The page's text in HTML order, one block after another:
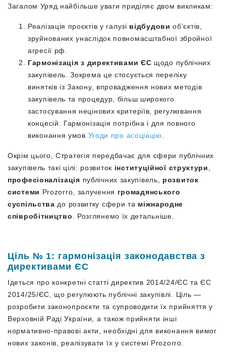
Загалом Уряд найбільше уваги приділяє двом викликам:
Реалізація проєктів у галузі відбудовиоб’єктів,
зруйнованих унаслідок повномасштабної збройної
агресії рф.
Гармонізаціяз директивами ЄС щодо публічних
закупівель. Зокрема це стосується переліку
винятків із Закону, впровадження нових методів
закупівель та процедур, більш широкого
застосування нецінових критеріїв, регулювання
концесій. Гармонізація потрібна і для повного
виконання умов Угоди про асоціацію
Окрім цього, Стратегія передбачає для сфери публічних
закупівель такі цілі: розвиток інституційної структури
професіоналізація публічних закупівель, розвиток
системи Prozorro, залучення громадянського
суспільства до розвитку сфери та міжнародне
співробітництво . Розглянемо їх детальніше.
Ціль № 1: гармонізація законодавства з
директивами ЄС
Ідеться про конкретні статті директив 2014/24/ЄС та ЄС
2014/25/ЄС, що регулюють публічні закупівлі. Ціль —
розробити законопроєкти та супроводити їх прийняття у
Верховній Раді України, а також прийняти інші
нормативно-правові акти, необхідні для виконання вимог
нових законів, реалізувати їх у системі Prozorro.